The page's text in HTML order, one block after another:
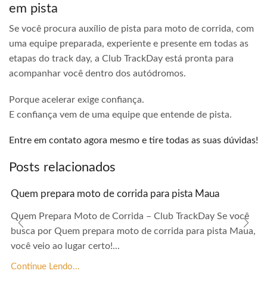
em pista
Se você procura auxílio de pista para moto de corrida, com
uma equipe preparada, experiente e presente em todas as
etapas do track day, a Club TrackDay está pronta para
acompanhar você dentro dos autódromos.
Porque acelerar exige confiança.
E confiança vem de uma equipe que entende de pista.
Entre em contato agora mesmo e tire todas as suas dúvidas!
Posts relacionados
Quem prepara moto de corrida para pista Maua
Quem Prepara Moto de Corrida – Club TrackDay Se você
busca por Quem prepara moto de corrida para pista Maua,
você veio ao lugar certo!...
Continue Lendo...